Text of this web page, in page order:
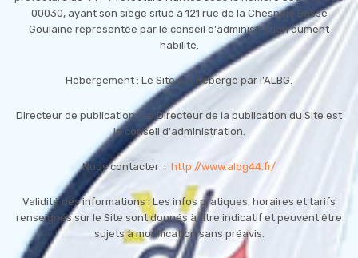
00030, ayant son siège situé à 121 rue de la Chesnaie Basse
Goulaine représentée par le conseil d'administration dûment
habilité.
Hébergement : Le Site est hébergé par l'ALBG.
Directeur de publication : Le Directeur de la publication du Site est
le conseil d'administration.
Nous contacter : http://www.albg44.fr/
Validité des informations : Les infos pratiques, horaires et tarifs
renseignés sur le Site sont donnés à titre indicatif et peuvent être
sujets à modification sans préavis.